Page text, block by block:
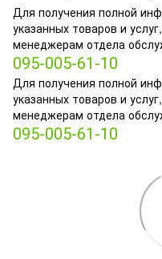
Для получения полной
указанных товаров и
менеджерам отдела
095-005-61-10
Для получения полной
указанных товаров и
менеджерам отдела
095-005-61-10